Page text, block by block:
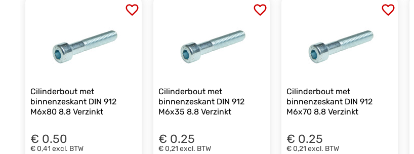
Cilinderbout met
binnenzeskant DIN 912
M6x80 8.8 Verzinkt
€ 0.50
€ 0,41 excl. BTW
Cilinderbout met
binnenzeskant DIN 912
M6x35 8.8 Verzinkt
€ 0.25
€ 0,21 excl. BTW
Cilinderbout met
binnenzeskant DIN 912
M6x70 8.8 Verzinkt
€ 0.25
€ 0,21 excl. BTW